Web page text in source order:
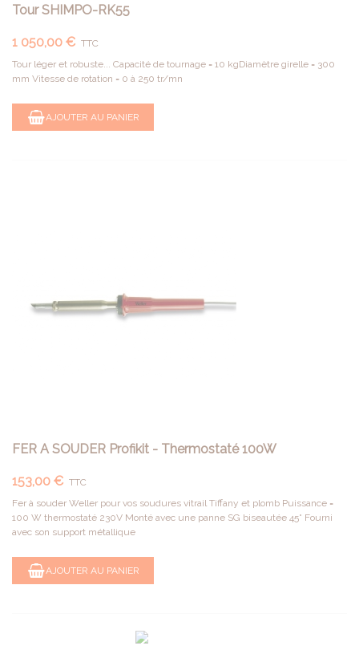
Tour SHIMPO-RK55
1 050,00 € TTC
Tour léger et robuste... Capacité de tournage = 10 kgDiamètre girelle = 300
mm Vitesse de rotation = 0 à 250 tr/mn
AJOUTER AU PANIER
FER A SOUDER Profikit - Thermostaté 100W
153,00 € TTC
Fer à souder Weller pour vos soudures vitrail Tiffany et plomb Puissance =
100 W thermostaté 230V Monté avec une panne SG biseautée 45° Fourni
avec son support métallique
AJOUTER AU PANIER